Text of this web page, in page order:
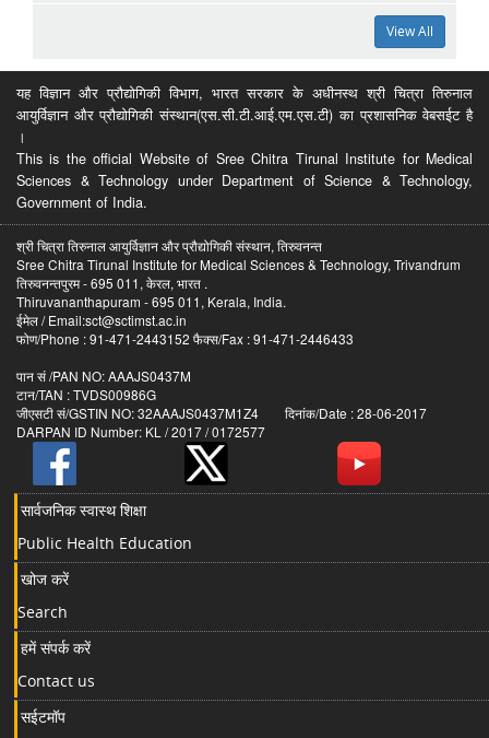
View All
यह विज्ञान और प्रौद्योगिकी विभाग, भारत सरकार के अधीनस्थ श्री चित्रा तिरुनाल
आयुर्विज्ञान और प्रौद्योगिकी संस्थान(एस.सी.टी.आई.एम.एस.टी) का प्रशासनिक वेबसईट है
।
This is the official Website of Sree Chitra Tirunal Institute for Medical
Sciences & Technology under Department of Science & Technology,
Government of India.
श्री चित्रा तिरुनाल आयुर्विज्ञान और प्रौद्योगिकी संस्थान, तिरुवनन्त
Sree Chitra Tirunal Institute for Medical Sciences & Technology, Trivandrum
तिरुवनन्तपुरम - 695 011, केरल, भारत .
Thiruvananthapuram - 695 011, Kerala, India.
ईमेल / Email:sct@sctimst.ac.in
फोण/Phone : 91-471-2443152 फैक्स/Fax : 91-471-2446433
पान सं /PAN NO: AAAJS0437M
टान/TAN : TVDS00986G
जीएसटी सं/GSTIN NO: 32AAAJS0437M1Z4 दिनांक/Date : 28-06-2017
DARPAN ID Number: KL / 2017 / 0172577
सार्वजनिक स्वास्थ शिक्षा
Public Health Education
खोज करें
Search
हमें संपर्क करें
Contact us
सईटमॉप